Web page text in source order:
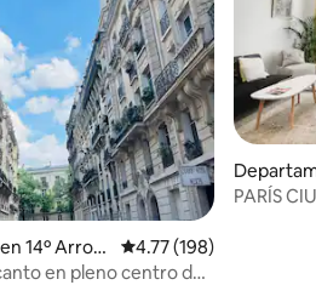
14º Arron
Calificación promedio:
4.77 (198)
en pleno centro de
de París
PARÍS